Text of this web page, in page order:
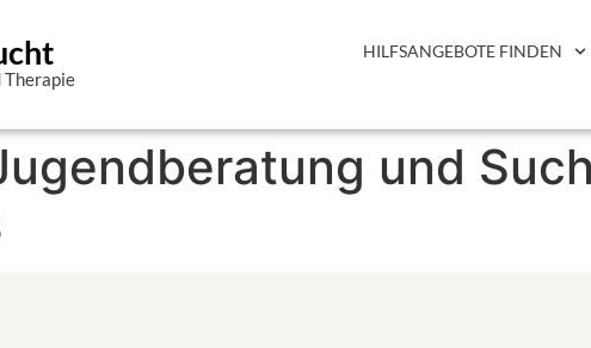
Therapie
HILFSANGEBOTE FINDEN
und